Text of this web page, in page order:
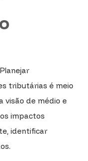
tributárias é meio
visão de médio e
impactos
identificar